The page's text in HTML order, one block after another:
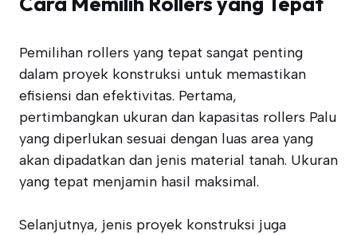
Pemilihan rollers yang tepat sangat penting
dalam proyek konstruksi untuk memastikan
efisiensi dan efektivitas. Pertama,
pertimbangkan ukuran dan kapasitas rollers Palu
yang diperlukan sesuai dengan luas area yang
akan dipadatkan dan jenis material tanah. Ukuran
yang tepat menjamin hasil maksimal.
Selanjutnya, jenis proyek konstruksi juga